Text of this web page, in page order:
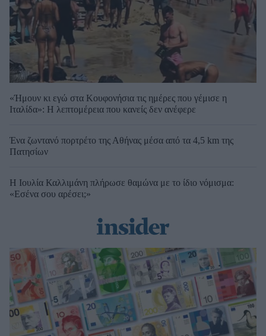
«Ήμουν κι εγώ στα Κουφονήσια τις ημέρες που γέμισε η
Ιταλίδα»: Η λεπτομέρεια που κανείς δεν ανέφερε
Ένα ζωντανό πορτρέτο της Αθήνας μέσα από τα 4,5 km της
Πατησίων
Η Ιουλία Καλλιμάνη πλήρωσε θαμώνα με το ίδιο νόμισμα:
«Εσένα σου αρέσει;»